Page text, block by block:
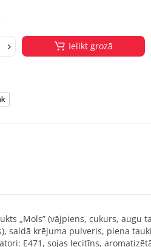
Ielikt grozā
„Mols” (vājpiens, cukurs, augu
saldā krējuma pulveris, piena
E471, sojas lecitīns,